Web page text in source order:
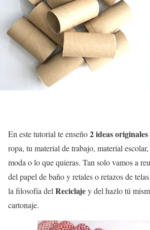
En este tutorial te enseño2 ideas
ropa, tu material de trabajo, material
moda o lo que quieras. Tan solo vamos a
del papel de baño y retales o retazos de
la filosofía del Reciclajey del hazlo tú
cartonaje.